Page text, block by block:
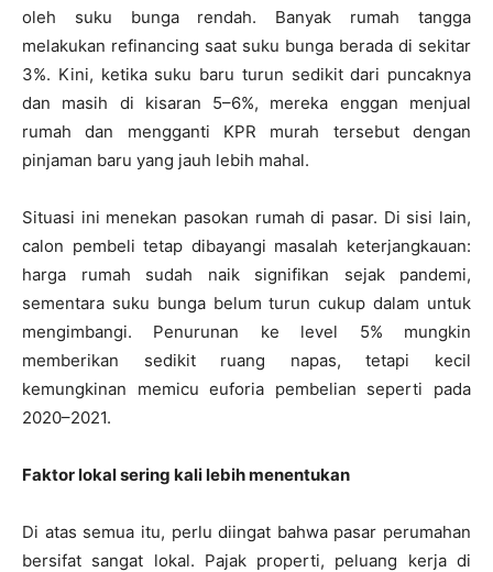
oleh suku bunga rendah. Banyak rumah tangga
melakukan refinancing saat suku bunga berada di sekitar
3%. Kini, ketika suku baru turun sedikit dari puncaknya
dan masih di kisaran 5–6%, mereka enggan menjual
rumah dan mengganti KPR murah tersebut dengan
pinjaman baru yang jauh lebih mahal.
Situasi ini menekan pasokan rumah di pasar. Di sisi lain,
calon pembeli tetap dibayangi masalah keterjangkauan:
harga rumah sudah naik signifikan sejak pandemi,
sementara suku bunga belum turun cukup dalam untuk
mengimbangi. Penurunan ke level 5% mungkin
memberikan sedikit ruang napas, tetapi kecil
kemungkinan memicu euforia pembelian seperti pada
2020–2021.
Faktor lokal sering kali lebih menentukan
Di atas semua itu, perlu diingat bahwa pasar perumahan
bersifat sangat lokal. Pajak properti, peluang kerja di